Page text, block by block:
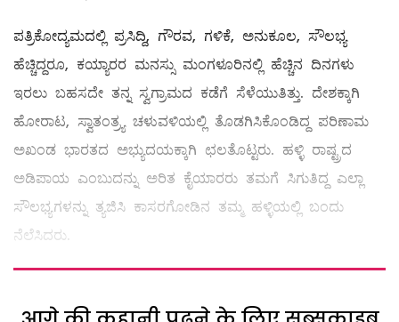
ಪತ್ರಿಕೋದ್ಯಮದಲ್ಲಿ ಪ್ರಸಿದ್ದಿ, ಗೌರವ, ಗಳಿಕೆ, ಅನುಕೂಲ, ಸೌಲಭ್ಯ
ಹೆಚ್ಚಿದ್ದರೂ, ಕಯ್ಯಾರರ ಮನಸ್ಸು ಮಂಗಳೂರಿನಲ್ಲಿ ಹೆಚ್ಚಿನ ದಿನಗಳು
ಇರಲು ಬಹಸದೇ ತನ್ನ ಸ್ವಗ್ರಾಮದ ಕಡೆಗೆ ಸೆಳೆಯುತಿತ್ತು. ದೇಶಕ್ಕಾಗಿ
ಹೋರಾಟ, ಸ್ವಾತಂತ್ರ್ಯ ಚಳುವಳಿಯಲ್ಲಿ ತೊಡಗಿಸಿಕೊಂಡಿದ್ದ ಪರಿಣಾಮ
ಅಖಂಡ ಭಾರತದ ಅಭ್ಯುದಯಕ್ಕಾಗಿ ಛಲತೊಟ್ಟರು. ಹಳ್ಳಿ ರಾಷ್ಟ್ರದ
ಅಡಿಪಾಯ ಎಂಬುದನ್ನು ಅರಿತ ಕೈಯಾರರು ತಮಗೆ ಸಿಗುತಿದ್ದ ಎಲ್ಲಾ
ಸೌಲಭ್ಯಗಳನ್ನು ತ್ಯಜಿಸಿ ಕಾಸರಗೋಡಿನ ತಮ್ಮ ಹಳ್ಳಿಯಲ್ಲಿ ಬಂದು
ನೆಲೆಸಿದರು.